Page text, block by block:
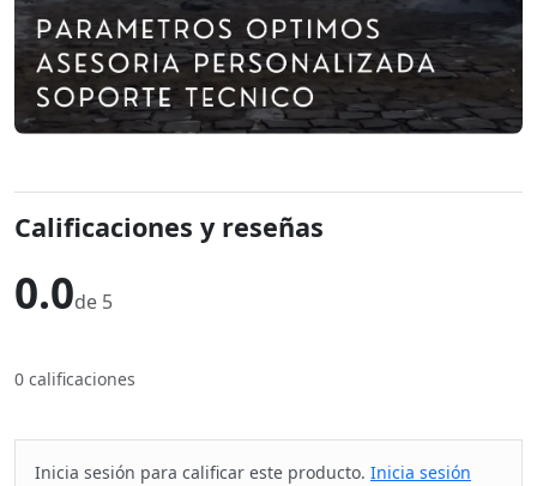
Calificaciones y reseñas
0.0de 5
0 calificaciones
Inicia sesión para calificar este producto. Inicia sesión